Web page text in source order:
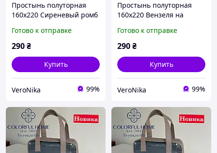
Простынь полуторная
160х220 Сиреневый ромб
Готово к отправке
290₴
Купить
VeroNika 99%
Простынь полуторная
160х220 Вензеля на
Готово к отправке
290₴
Купить
VeroNika 99%